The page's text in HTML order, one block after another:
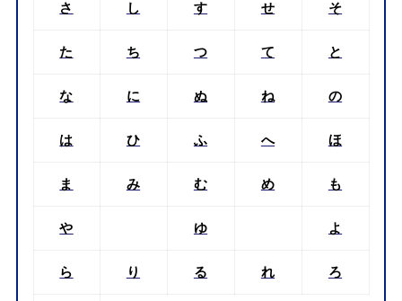
さ し す せ そ
た ち つ て と
な に ぬ ね の
は ひ ふ へ ほ
ま み む め も
や ゆ よ
ら り る れ ろ